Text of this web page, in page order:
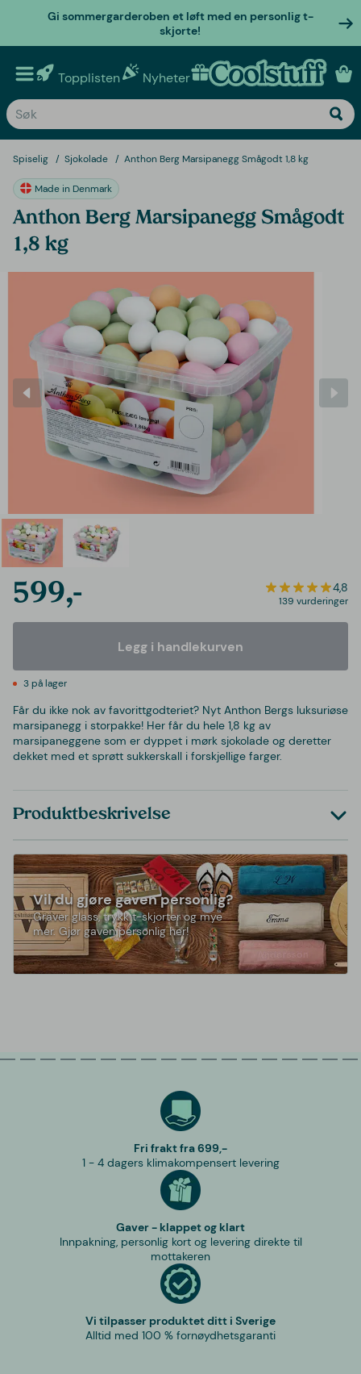
Gi sommergarderoben et løft med en personlig t-
skjorte!
Topplisten Nyheter Personlige gaver
Spiselig Sjokolade Anthon Berg Marsipanegg Smågodt 1,8 kg
Made in Denmark
Anthon Berg Marsipanegg Smågodt
1,8 kg
599,- 4,8
139 vurderinger
Legg i handlekurven
3 på lager
Får du ikke nok av favorittgodteriet? Nyt Anthon Bergs luksuriøse
marsipanegg i storpakke! Her får du hele 1,8 kg av
marsipaneggene som er dyppet i mørk sjokolade og deretter
dekket med et sprøtt sukkerskall i forskjellige farger.
Produktbeskrivelse
Vil du gjøre gaven personlig?
Graver glass, trykk t-skjorter og mye
mer. Gjør gaven personlig her!
Fri frakt fra 699,-
1 - 4 dagers klimakompensert levering
Gaver - klappet og klart
Innpakning, personlig kort og levering direkte til
mottakeren
Vi tilpasser produktet ditt i Sverige
Alltid med 100 % fornøydhetsgaranti